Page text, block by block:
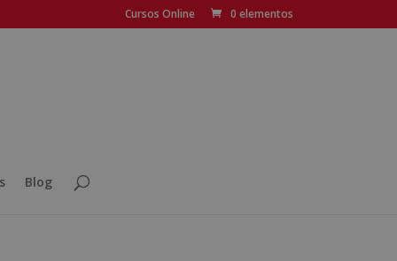
Cursos Online 0 elementos
Blog